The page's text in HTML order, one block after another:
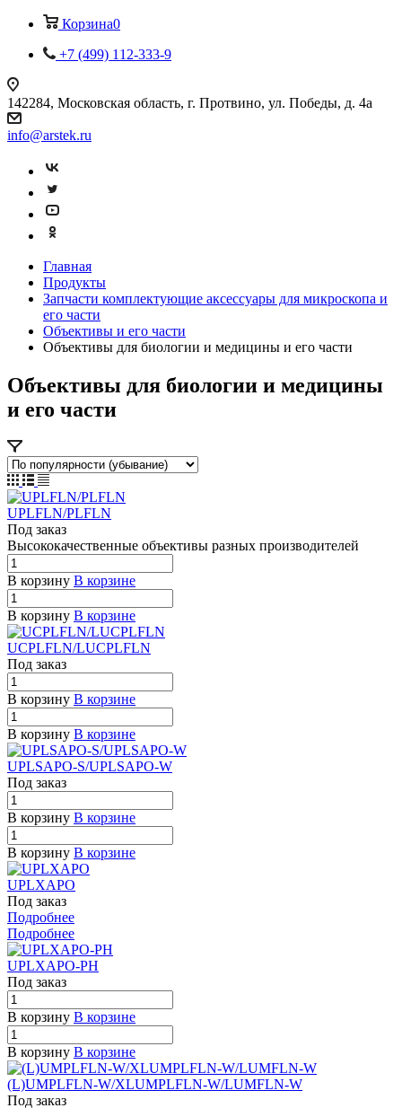
Корзина0
+7 (499) 112-333-9
142284, Московская область, г. Протвино, ул. Победы, д. 4а
info@arstek.ru
Главная
Продукты
Запчасти комплектующие аксессуары для микроскопа и
его части
Объективы и его части
Объективы для биологии и медицины и его части
Объективы для биологии и медицины
и его части
UPLFLN/PLFLN
Под заказ
Высококачественные объективы разных производителей
В корзину В корзине
В корзину В корзине
UCPLFLN/LUCPLFLN
Под заказ
В корзину В корзине
В корзину В корзине
UPLSAPO-S/UPLSAPO-W
Под заказ
В корзину В корзине
В корзину В корзине
UPLXAPO
Под заказ
Подробнее
Подробнее
UPLXAPO-PH
Под заказ
В корзину В корзине
В корзину В корзине
(L)UMPLFLN-W/XLUMPLFLN-W/LUMFLN-W
Под заказ